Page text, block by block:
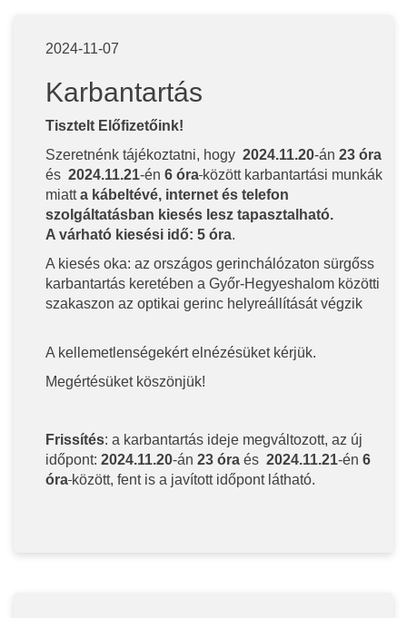
2024-11-07
Karbantartás
Tisztelt Előfizetőink!
Szeretnénk tájékoztatni, hogy 2024.11.20-án 23 óra
és 2024.11.21-én 6 óra között karbantartási munkák
miatta kábeltévé, internet és telefon
szolgáltatásban kiesés lesz tapasztalható.
A várható kiesési idő: 5 óra.
A kiesés oka: az országos gerinchálózaton sürgőss
karbantartás keretében a Győr-Hegyeshalom közötti
szakaszon az optikai gerinc helyreállítását végzik
A kellemetlenségekért elnézésüket kérjük.
Megértésüket köszönjük!
Frissítés: a karbantartás ideje megváltozott, az új
időpont: 2024.11.20-án 23 óra és 2024.11.21-én 6
óra között, fent is a javított időpont látható.